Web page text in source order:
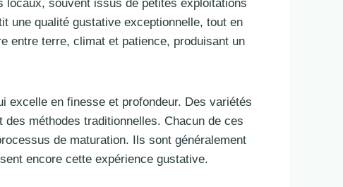
souvent issus de petites exploitations
une qualité gustative exceptionnelle, tout en
entre terre, climat et patience, produisant un
excelle en finesse et profondeur. Des variétés
méthodes traditionnelles. Chacun de ces
de maturation. Ils sont généralement
encore cette expérience gustative.